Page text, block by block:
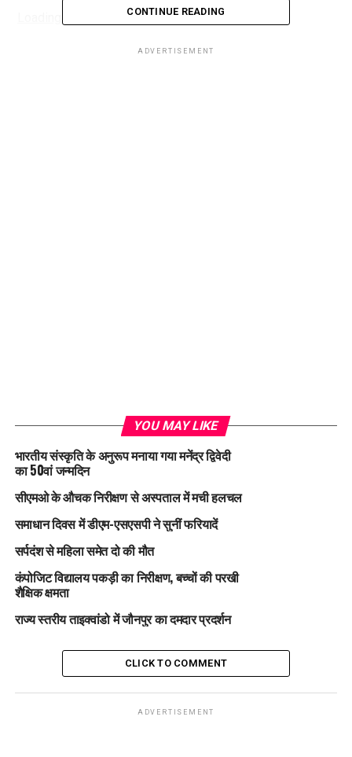
CONTINUE READING
ADVERTISEMENT
YOU MAY LIKE
भारतीय संस्कृति के अनुरूप मनाया गया मनेंद्र द्विवेदी
का 50वां जन्मदिन
सीएमओ के औचक निरीक्षण से अस्पताल में मची हलचल
समाधान दिवस में डीएम-एसएसपी ने सुनीं फरियादें
सर्पदंश से महिला समेत दो की मौत
कंपोजिट विद्यालय पकड़ी का निरीक्षण, बच्चों की परखी
शैक्षिक क्षमता
राज्य स्तरीय ताइक्वांडो में जौनपुर का दमदार प्रदर्शन
CLICK TO COMMENT
ADVERTISEMENT